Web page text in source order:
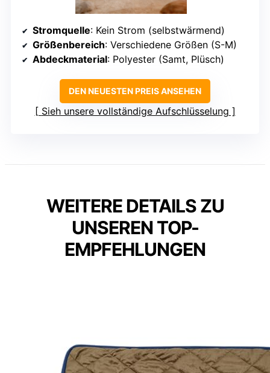
Stromquelle: Kein Strom (selbstwärmend)
Größenbereich: Verschiedene Größen (S-M)
Abdeckmaterial: Polyester (Samt, Plüsch)
DEN NEUESTEN PREIS ANSEHEN
Sieh unsere vollständige Aufschlüsselung
WEITERE DETAILS ZU
UNSEREN TOP-
EMPFEHLUNGEN